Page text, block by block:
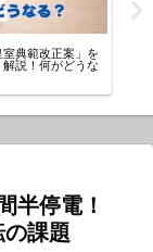
典範改正案」を
説！何がどうな
半停電！
課題